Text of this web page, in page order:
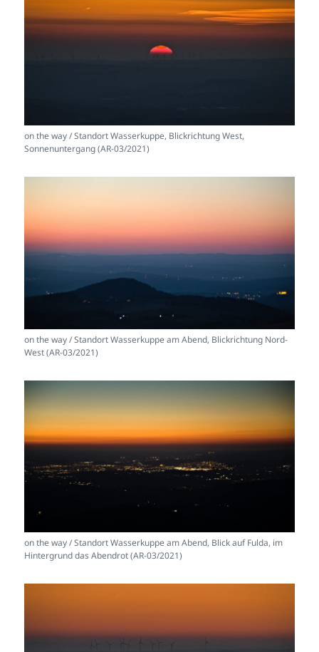
on the way / Standort Wasserkuppe, Blickrichtung West,
Sonnenuntergang (AR-03/2021)
on the way / Standort Wasserkuppe am Abend, Blickrichtung Nord-
West (AR-03/2021)
on the way / Standort Wasserkuppe am Abend, Blick auf Fulda, im
Hintergrund das Abendrot (AR-03/2021)